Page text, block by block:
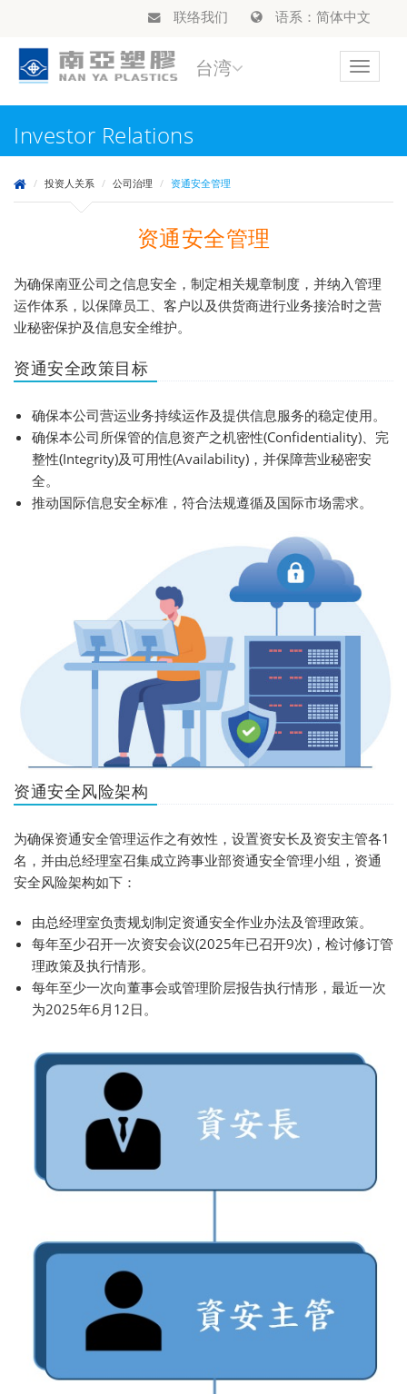
联络我们 语系：简体中文
Toggle
台湾
Investor Relations
投资人关系 公司治理 资通安全管理
资通安全管理
为确保南亚公司之信息安全，制定相关规章制度，并纳入管理
运作体系，以保障员工、客户以及供货商进行业务接洽时之营
业秘密保护及信息安全维护。
资通安全政策目标
确保本公司营运业务持续运作及提供信息服务的稳定使用。
确保本公司所保管的信息资产之机密性(Confidentiality)、完
整性(Integrity)及可用性(Availability)，并保障营业秘密安
全。
推动国际信息安全标准，符合法规遵循及国际市场需求。
资通安全风险架构
为确保资通安全管理运作之有效性，设置资安长及资安主管各1
名，并由总经理室召集成立跨事业部资通安全管理小组，资通
安全风险架构如下：
由总经理室负责规划制定资通安全作业办法及管理政策。
每年至少召开一次资安会议(2025年已召开9次)，检讨修订管
理政策及执行情形。
每年至少一次向董事会或管理阶层报告执行情形，最近一次
为2025年6月12日。